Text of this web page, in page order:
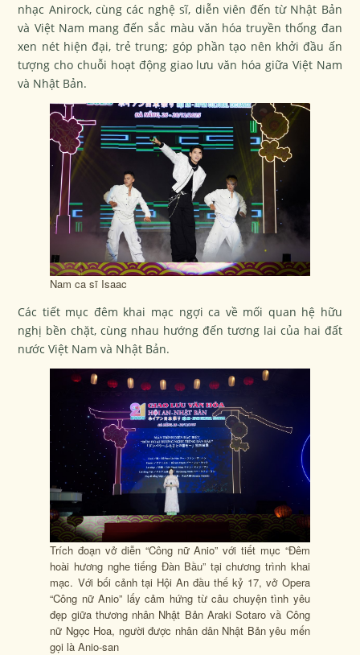
nhạc Anirock, cùng các nghệ sĩ, diễn viên đến từ Nhật Bản
và Việt Nam mang đến sắc màu văn hóa truyền thống đan
xen nét hiện đại, trẻ trung; góp phần tạo nên khởi đầu ấn
tượng cho chuỗi hoạt động giao lưu văn hóa giữa Việt Nam
và Nhật Bản.
Nam ca sĩ Isaac
Các tiết mục đêm khai mạc ngợi ca về mối quan hệ hữu
nghị bền chặt, cùng nhau hướng đến tương lai của hai đất
nước Việt Nam và Nhật Bản.
Trích đoạn vở diễn “Công nữ Anio” với tiết mục “Đêm
hoài hương nghe tiếng Đàn Bầu” tại chương trình khai
mạc. Với bối cảnh tại Hội An đầu thế kỷ 17, vở Opera
“Công nữ Anio” lấy cảm hứng từ câu chuyện tình yêu
đẹp giữa thương nhân Nhật Bản Araki Sotaro vầ Công
nữ Ngọc Hoa, người được nhân dân Nhật Bản yêu mến
gọi là Anio-san